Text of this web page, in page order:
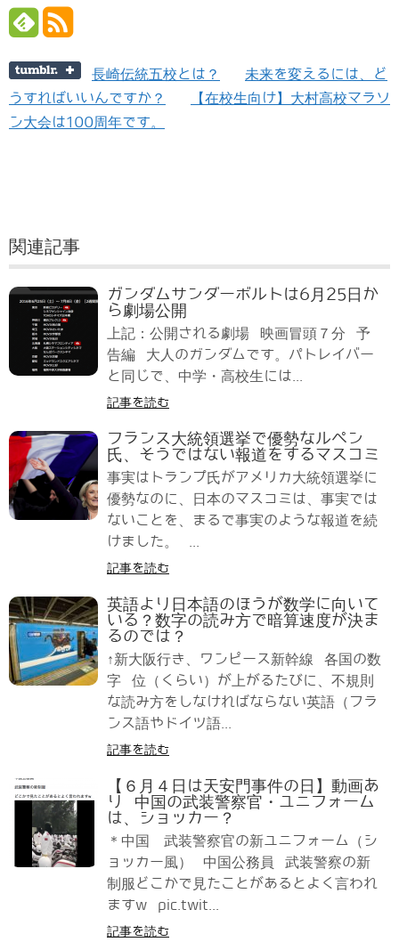
長崎伝統五校とは？
未来を変えるには、ど
うすればいいんですか？
【在校生向け】大村高校マラソ
ン大会は100周年です。
関連記事
ガンダムサンダーボルトは6月25日か
ら劇場公開
上記：公開される劇場 映画冒頭７分 予
告編 大人のガンダムです。パトレイバー
と同じで、中学・高校生には...
記事を読む
フランス大統領選挙で優勢なルペン
氏、そうではない報道をするマスコミ
事実はトランプ氏がアメリカ大統領選挙に
優勢なのに、日本のマスコミは、事実では
ないことを、まるで事実のような報道を続
けました。 ...
記事を読む
英語より日本語のほうが数学に向いて
いる？数字の読み方で暗算速度が決ま
るのでは？
↑新大阪行き、ワンピース新幹線 各国の数
字 位（くらい）が上がるたびに、不規則
な読み方をしなければならない英語（フラ
ンス語やドイツ語...
記事を読む
【６月４日は天安門事件の日】動画あ
り 中国の武装警察官・ユニフォーム
は、ショッカー？
＊中国 武装警察官の新ユニフォーム（シ
ョッカー風） 中国公務員 武装警察の新
制服どこかで見たことがあるとよく言われ
ますw pic.twit...
記事を読む